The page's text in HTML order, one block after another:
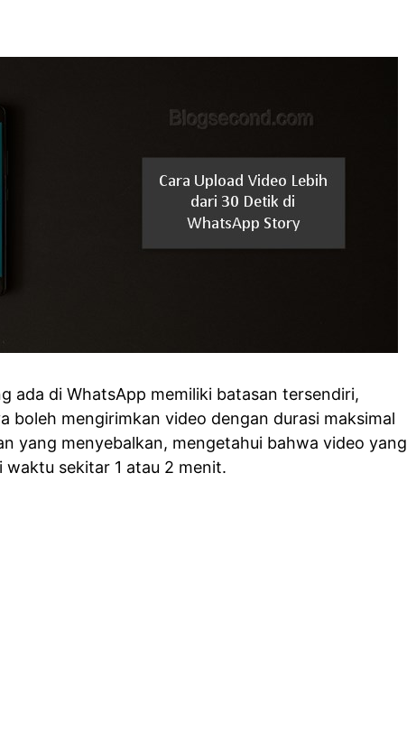
ada di WhatsApp memiliki batasan tersendiri,
boleh mengirimkan video dengan durasi maksimal
yang menyebalkan, mengetahui bahwa video yang
sekitar 1 atau 2 menit.